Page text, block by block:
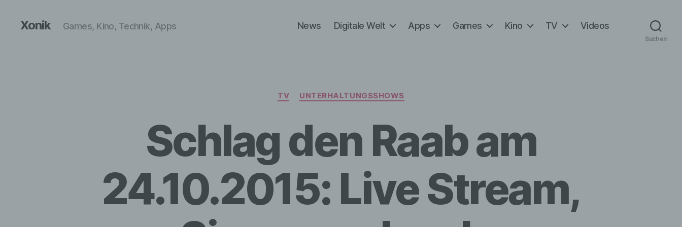
Xonik Games, Kino, Technik, Apps News Digitale Welt Apps Games Kino TV Videos
Suchen
Kategorien
TV UNTERHALTUNGSSHOWS
Schlag den Raab am
24.10.2015: Live Stream,